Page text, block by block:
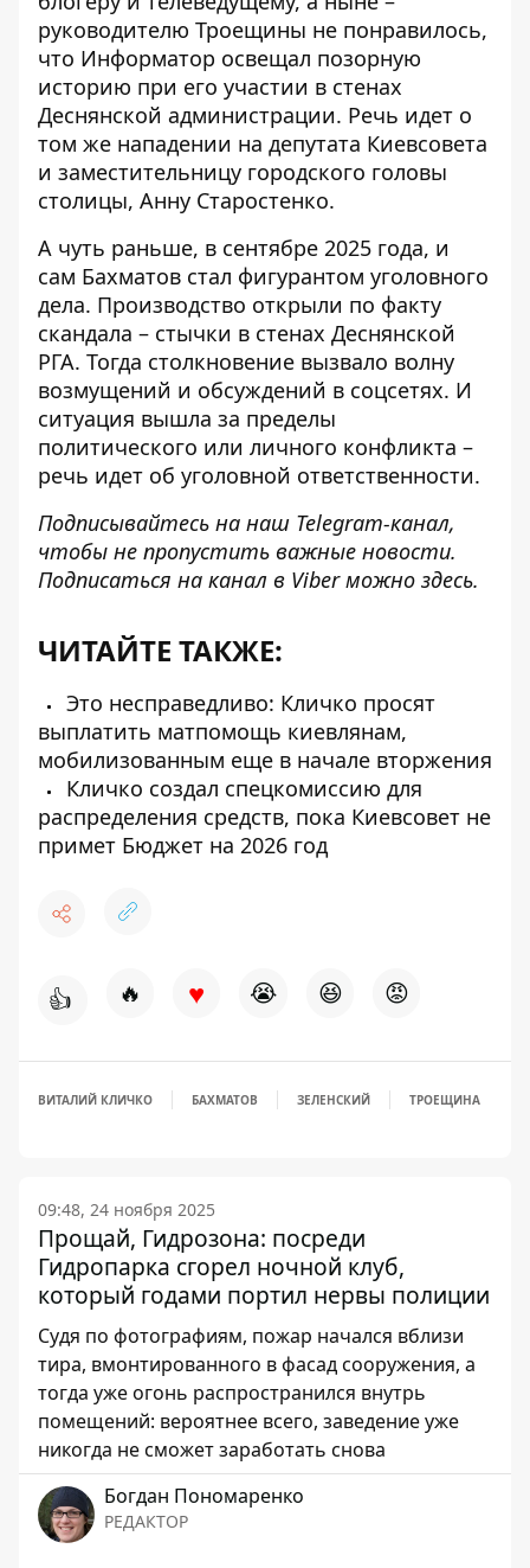
руководителю Троещины не понравилось,
что Информатор освещал позорную
историю при его участии в стенах
Деснянской администрации. Речь идет о
том же нападении на депутата Киевсовета
и заместительницу городского головы
столицы, Анну Старостенко.
А чуть раньше, в сентябре 2025 года, и
сам Бахматов стал фигурантом уголовного
дела. Производство открыли по факту
скандала – стычки в стенах Деснянской
РГА. Тогда столкновение вызвало волну
возмущений и обсуждений в соцсетях. И
ситуация вышла за пределы
политического или личного конфликта –
речь идет об уголовной ответственности.
Подписывайтесь на наш Telegram-канал,
чтобы не пропустить важные новости.
Подписаться на канал в Viber можно здесь.
ЧИТАЙТЕ ТАКЖЕ:
Это несправедливо: Кличко просят
выплатить матпомощь киевлянам,
мобилизованным еще в начале вторжения
Кличко создал спецкомиссию для
распределения средств, пока Киевсовет не
примет Бюджет на 2026 год
👍 🔥 ♥ 😭 😆 😡
ВИТАЛИЙ КЛИЧКО БАХМАТОВ ЗЕЛЕНСКИЙ ТРОЕЩИНА
09:48, 24 ноября 2025
Прощай, Гидрозона: посреди
Гидропарка сгорел ночной клуб,
который годами портил нервы полиции
Судя по фотографиям, пожар начался вблизи
тира, вмонтированного в фасад сооружения, а
тогда уже огонь распространился внутрь
помещений: вероятнее всего, заведение уже
никогда не сможет заработать снова
Богдан Пономаренко
РЕДАКТОР